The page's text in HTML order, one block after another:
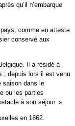
qu’il n’embarque
comme en atteste
conservé aux
Il a résidé à
; depuis lors il est venu
saison dans le
ou les parties
à son séjour. »
en 1862.